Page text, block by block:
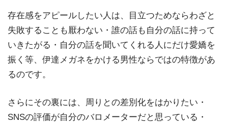
存在感をアピールしたい人は、目立つためならわざと
失敗することも厭わない・誰の話も自分の話に持って
いきたがる・自分の話を聞いてくれる人にだけ愛嬌を
振く等、伊達メガネをかける男性ならではの特徴があ
るのです。
さらにその裏には、周りとの差別化をはかりたい・
SNSの評価が自分のバロメーターだと思っている・